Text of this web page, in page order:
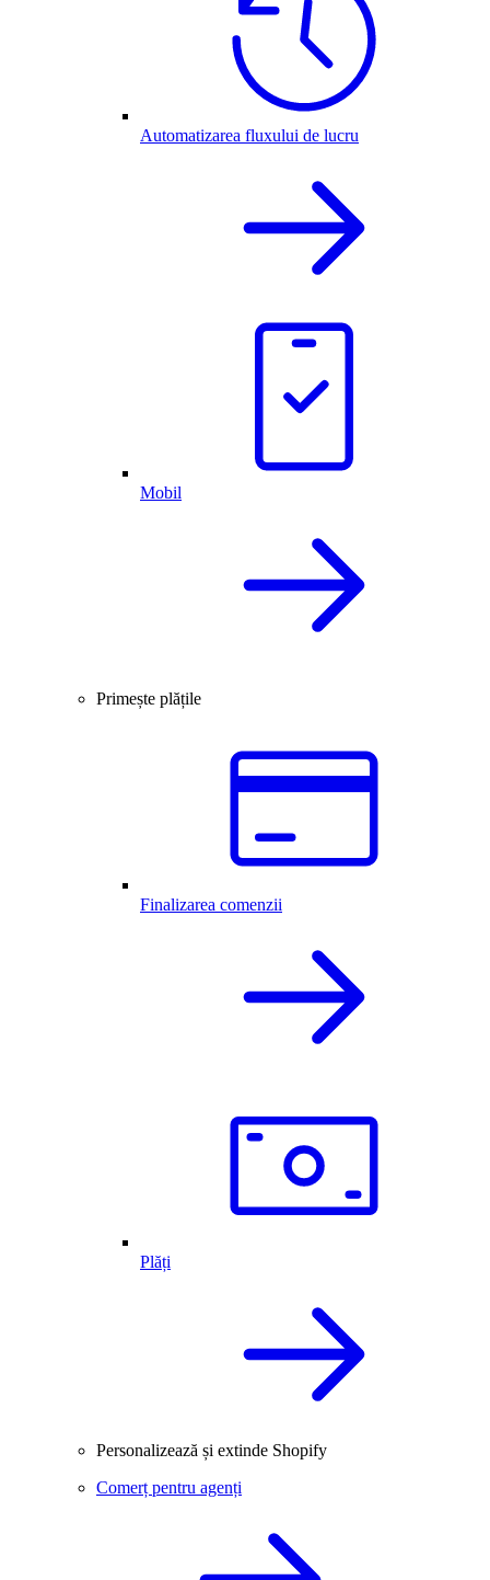
Automatizarea fluxului de lucru
Mobil
Primește plățile
Finalizarea comenzii
Plăți
Personalizează și extinde Shopify
Comerț pentru agenți